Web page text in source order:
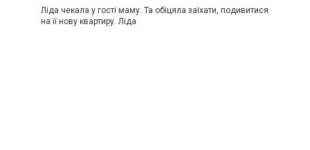
Ліда чекала у гості маму. Та обіцяла заїхати, подивитися
на її нову квартиру. Ліда